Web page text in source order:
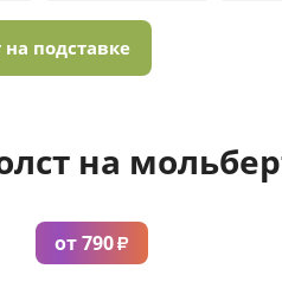
подставке
на
от 790₽